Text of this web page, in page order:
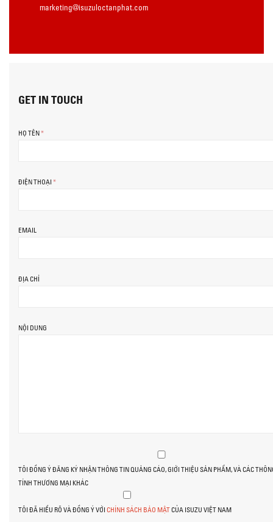
marketing@isuzuloctanphat.com
GET IN TOUCH
HỌ TÊN*
ĐIỆN THOẠI *
EMAIL
ĐỊA CHỈ
NỘI DUNG
TÔI ĐỒNG Ý ĐĂNG KÝ NHẬN THÔNG TIN QUẢNG CÁO, GIỚI THIỆU SẢN PHẨM, VÀ CÁC
TÍNH THƯƠNG MẠI KHÁC
TÔI ĐÃ HIỂU RÕ VÀ ĐỒNG Ý VỚI CHÍNH SÁCH BẢO MẬTCỦA ISUZU VIỆT NAM